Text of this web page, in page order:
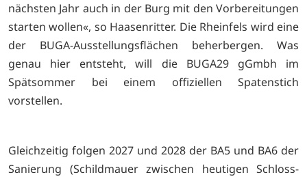
nächsten Jahr auch in der Burg mit den Vorbereitungen
starten wollen«, so Haasenritter. Die Rheinfels wird eine
der BUGA-Ausstellungsflächen beherbergen. Was
genau hier entsteht, will die BUGA29 gGmbh im
Spätsommer bei einem offiziellen Spatenstich
vorstellen.
Gleichzeitig folgen 2027 und 2028 der BA5 und BA6 der
Sanierung (Schildmauer zwischen heutigen Schloss-